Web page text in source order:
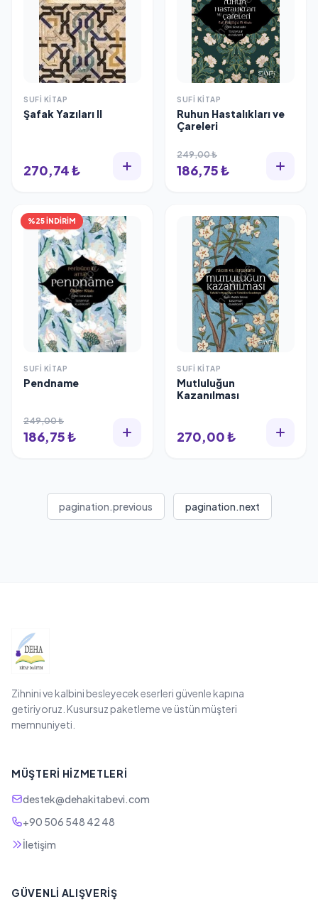
SUFI KITAP
Şafak Yazıları II
270,74 ₺
SUFI KITAP
Ruhun Hastalıkları ve
Çareleri
249,00 ₺
186,75 ₺
%25 İNDİRİM
SUFI KITAP
Pendname
249,00 ₺
186,75 ₺
SUFI KITAP
Mutluluğun
Kazanılması
270,00 ₺
pagination.previous pagination.next
Zihnini ve kalbini besleyecek eserleri güvenle kapına
getiriyoruz. Kusursuz paketleme ve üstün müşteri
memnuniyeti.
MÜŞTERI HIZMETLERI
destek@dehakitabevi.com
+90 506 548 42 48
İletişim
GÜVENLI ALIŞVERIŞ